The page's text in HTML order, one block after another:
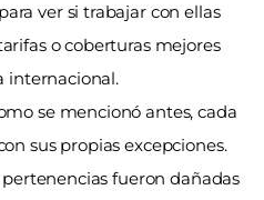
ver si trabajar con ellas
o coberturas mejores
internacional.
se mencionó antes, cada
sus propias excepciones.
fueron dañadas